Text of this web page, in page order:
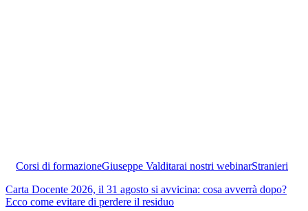
Corsi di formazioneGiuseppe Valditarai nostri webinarStranieri
Carta Docente 2026, il 31 agosto si avvicina: cosa avverrà dopo?
Ecco come evitare di perdere il residuo